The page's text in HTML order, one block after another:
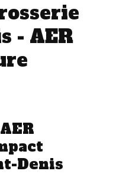
- AER
Denis